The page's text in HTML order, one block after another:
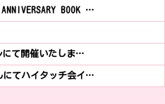
BOOK …
にて開催いたしま…
にてハイタッチ会イ…